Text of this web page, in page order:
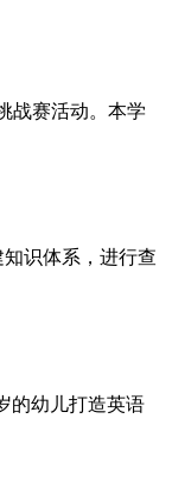
战赛活动。本学
识体系，进行查
的幼儿打造英语